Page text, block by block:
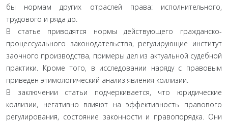
бы нормам других отраслей права: исполнительного,
трудового и ряда др.
В статье приводятся нормы действующего гражданско-
процессуального законодательства, регулирующие институт
заочного производства, примеры дел из актуальной судебной
практики. Кроме того, в исследовании наряду с правовым
приведен этимологический анализ явления коллизии.
В заключении статьи подчеркивается, что юридические
коллизии, негативно влияют на эффективность правового
регулирования, состояние законности и правопорядка. Они